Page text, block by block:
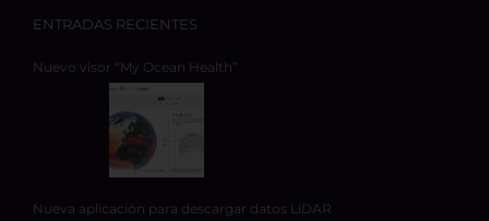
ENTRADAS RECIENTES
Nuevo visor “My Ocean Health”
Nueva aplicación para descargar datos LiDAR